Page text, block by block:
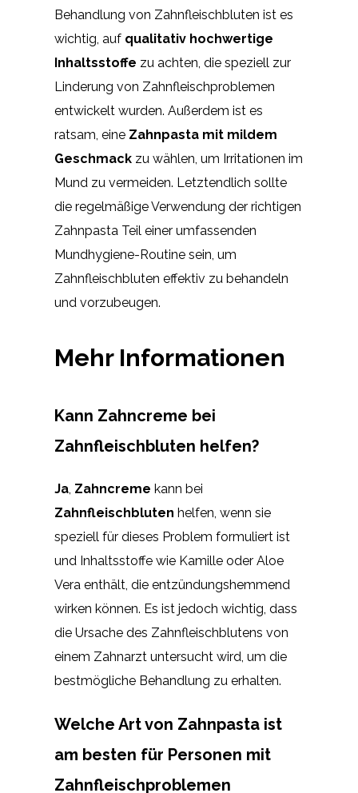
Behandlung von Zahnfleischbluten ist es
wichtig, auf qualitativ hochwertige
Inhaltsstoffe zu achten, die speziell zur
Linderung von Zahnfleischproblemen
entwickelt wurden. Außerdem ist es
ratsam, eine Zahnpasta mit mildem
Geschmack zu wählen, um Irritationen im
Mund zu vermeiden. Letztendlich sollte
die regelmäßige Verwendung der richtigen
Zahnpasta Teil einer umfassenden
Mundhygiene-Routine sein, um
Zahnfleischbluten effektiv zu behandeln
und vorzubeugen.
Mehr Informationen
Kann Zahncreme bei
Zahnfleischbluten helfen?
Ja, Zahncreme kann bei
Zahnfleischbluten helfen, wenn sie
speziell für dieses Problem formuliert ist
und Inhaltsstoffe wie Kamille oder Aloe
Vera enthält, die entzündungshemmend
wirken können. Es ist jedoch wichtig, dass
die Ursache des Zahnfleischblutens von
einem Zahnarzt untersucht wird, um die
bestmögliche Behandlung zu erhalten.
Welche Art von Zahnpasta ist
am besten für Personen mit
Zahnfleischproblemen